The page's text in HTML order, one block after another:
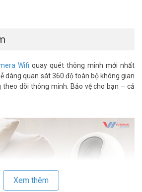
Wifi quay quét thông minh mới nhất
dàng quan sát 360 độ toàn bộ không gian
dõi thông minh. Bảo vệ cho bạn – cả
Xem thêm